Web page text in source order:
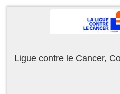
Ligue contre le Cancer,